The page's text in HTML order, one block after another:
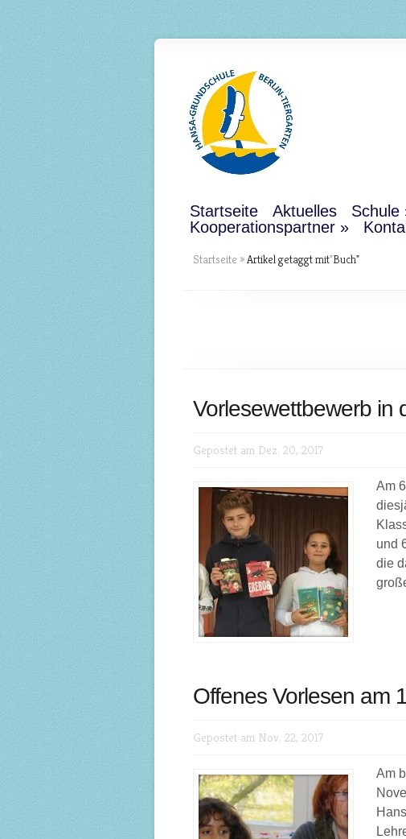
Startseite Aktuelles Schule
Kooperationspartner
Startseite »Artikel getaggt mit"Buch"
Vorlesewettbewerb in
Gepostet am Dez. 20, 2017
Am
und
die
Offenes Vorlesen am
Gepostet am Nov. 22, 2017
Am